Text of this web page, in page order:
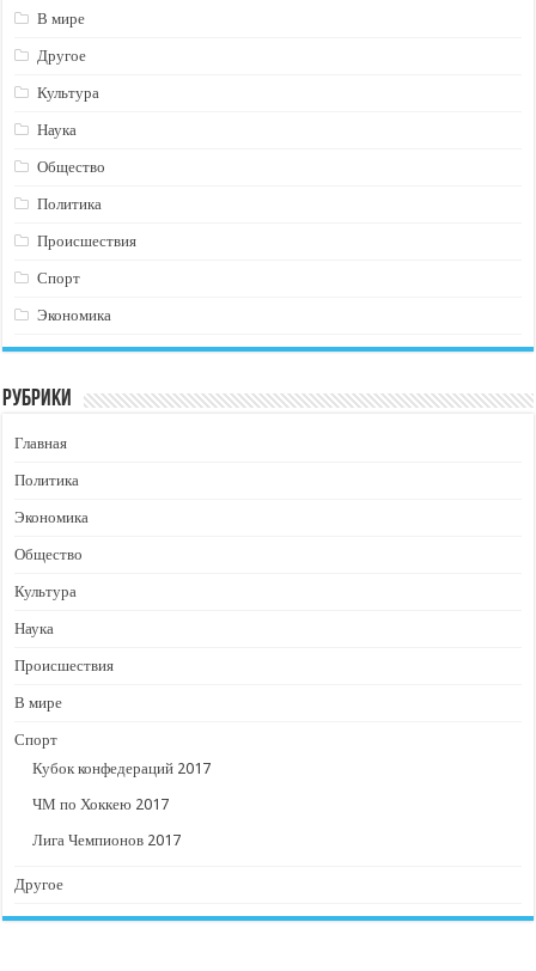
В мире
Другое
Культура
Наука
Общество
Политика
Происшествия
Спорт
Экономика
Рубрики
Главная
Политика
Экономика
Общество
Культура
Наука
Происшествия
В мире
Спорт
Кубок конфедераций 2017
ЧМ по Хоккею 2017
Лига Чемпионов 2017
Другое